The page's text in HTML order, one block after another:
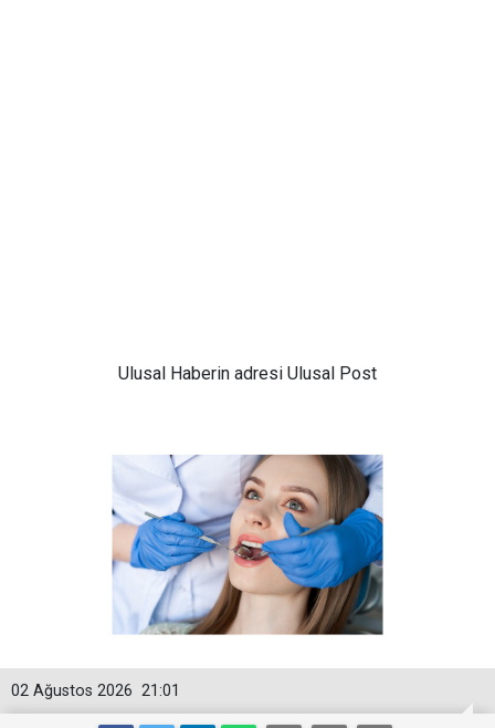
Ulusal Haberin adresi Ulusal Post
21:01
02 Ağustos 2026